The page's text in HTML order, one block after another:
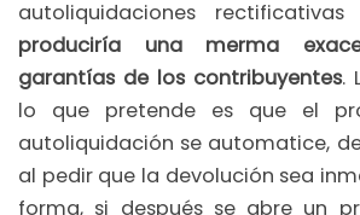
autoliquidaciones
produciría una merma
garantías de los contribuyentes.
lo que pretende es que el
autoliquidación se automatice,
al pedir que la devolución sea
forma, si después se abre un